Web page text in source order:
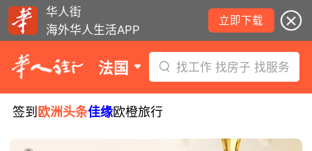
华人街
海外华人生活APP
立即下载
法国 找工作 找房子 找服务
签到 欧洲头条佳缘欧橙旅行